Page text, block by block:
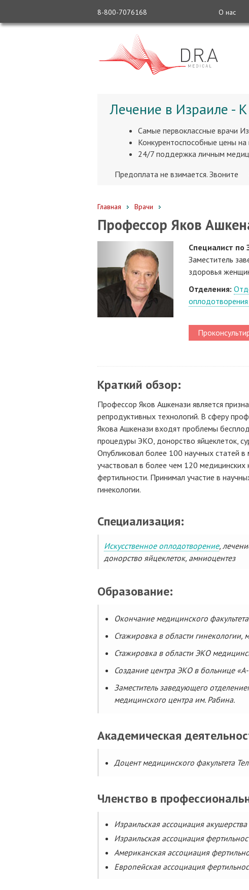
О нас
8-800-7076168
Лечение в Израиле -
Самые первоклассные врачи
Конкурентоспособные цены на
24/7 поддержка личным
Предоплата не взимается. Звоните
Главная Врачи
Профессор Яков
Специалист по
Заместитель
здоровья
Отделения:
Краткий обзор:
Профессор Яков Ашкенази является
репродуктивных технологий. В сферу
Якова Ашкенази входят проблемы
процедуры ЭКО, донорство яйцеклеток,
Опубликовал более 100 научных статей
участвовал в более чем 120
фертильности. Принимал участие в
гинекологии.
Специализация:
Искусственное оплодотворение,
донорство яйцеклеток, амниоцентез
Образование:
Окончание медицинского
Стажировка в области
Стажировка в области ЭКО
Создание центра ЭКО в больнице
Заместитель заведующего
медицинского центра им. Рабина.
Академическая
Доцент медицинского факультета
Членство в
Израильская ассоциация
Израильская ассоциация
Американская ассоциация
Европейская ассоциация